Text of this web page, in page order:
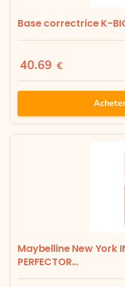
Base correctrice K-
40.69 €
Maybelline New York
PERFECTOR...